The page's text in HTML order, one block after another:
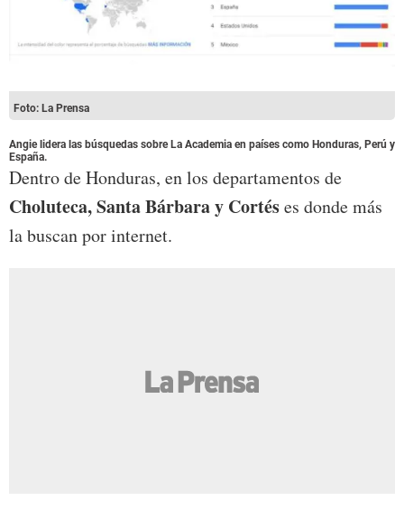
Foto: La Prensa
Angie lidera las búsquedas sobre La Academia en países como Honduras, Perú y
España.
Dentro de Honduras, en los departamentos de
Choluteca, Santa Bárbara y Cortéses donde más
la buscan por internet.